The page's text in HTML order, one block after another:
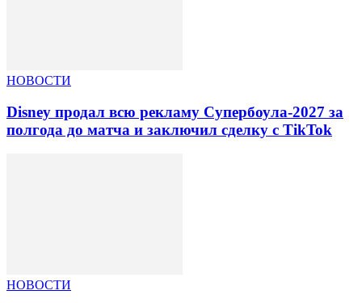
НОВОСТИ
Disney продал всю рекламу Супербоула-2027 за
полгода до матча и заключил сделку с TikTok
НОВОСТИ